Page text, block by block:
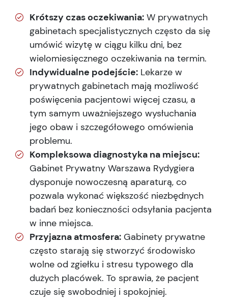
Krótszy czas oczekiwania: W prywatnych
gabinetach specjalistycznych często da się
umówić wizytę w ciągu kilku dni, bez
wielomiesięcznego oczekiwania na termin.
Indywidualne podejście: Lekarze w
prywatnych gabinetach mają możliwość
poświęcenia pacjentowi więcej czasu, a
tym samym uważniejszego wysłuchania
jego obaw i szczegółowego omówienia
problemu.
Kompleksowa diagnostyka na miejscu:
Gabinet Prywatny Warszawa Rydygiera
dysponuje nowoczesną aparaturą, co
pozwala wykonać większość niezbędnych
badań bez konieczności odsyłania pacjenta
w inne miejsca.
Przyjazna atmosfera: Gabinety prywatne
często starają się stworzyć środowisko
wolne od zgiełku i stresu typowego dla
dużych placówek. To sprawia, że pacjent
czuje się swobodniej i spokojniej.